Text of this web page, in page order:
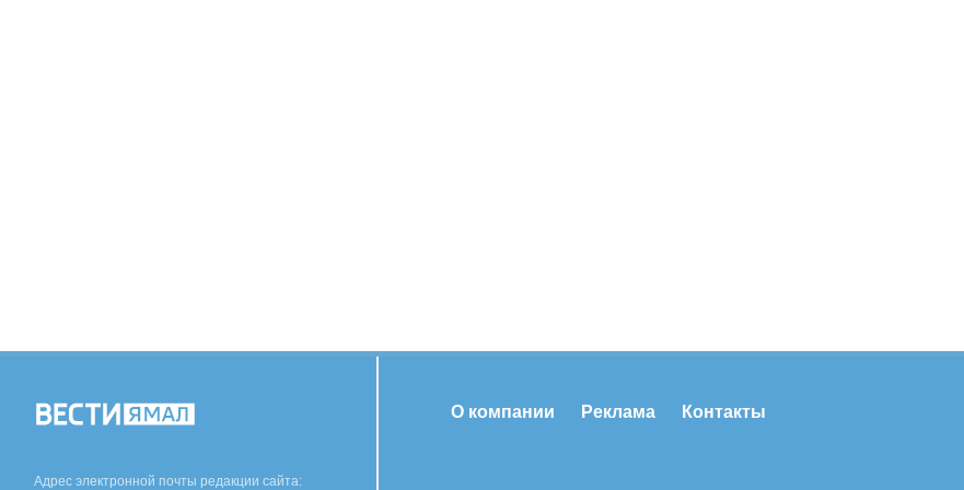
Адрес электронной почты редакции сайта:
О компании Реклама Контакты